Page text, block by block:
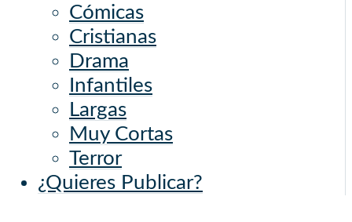
Cómicas
Cristianas
Drama
Infantiles
Largas
Muy Cortas
Terror
¿Quieres Publicar?